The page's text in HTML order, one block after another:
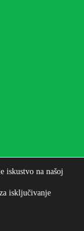
Josipa
iskustvo na našoj
isključivanje